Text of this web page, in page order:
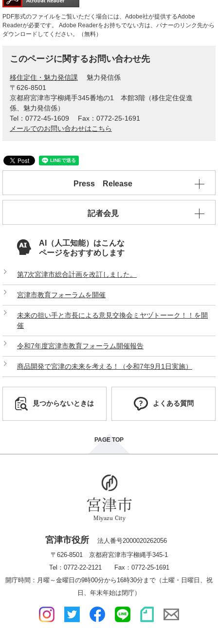
PDF形式のファイルをご覧いただく場合には、Adobe社が提供するAdobe
Readerが必要です。
Adobe Readerをお持ちでない方は、バナーのリンク先から
ダウンロードしてください。（無料）
このページに関するお問い合わせ先
移住定住・魅力発信課
魅力発信係
〒626-8501
京都府宮津市字柳縄手345番地の1 本館3階（移住定住促進
係、魅力発信係）
Tel：0772-45-1609
Fax：0772-25-1691
メールでのお問い合わせはこちら
Press Release
記者会見
AI（人工知能）はこんな
ページをおすすめします
第7次宮津市総合計画を改訂しました。
宮津市教育フォーラムを開催
未来の担い手と市長による意見交換会ミヤヅトーーク！！を開
催
令和7年度宮津市教育フォーラム開催報告
商品開発で宮津の未来を考える！（令和7年9月1日実施）
見つからないときは よくある質問
PAGE TOP
宮津市役所
法人番号2000020262056
〒626-8501 京都府宮津市字柳縄手345-1
Tel：0772-22-2121 Fax：0772-25-1691
開庁時間：月曜～金曜日の9時00分から16時30分まで（土曜・日曜日、祝
日、年末年始は閉庁）